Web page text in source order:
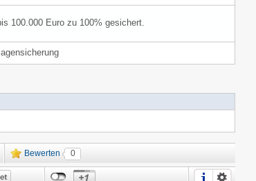
100.000 Euro zu 100% gesichert.
Bewerten 0